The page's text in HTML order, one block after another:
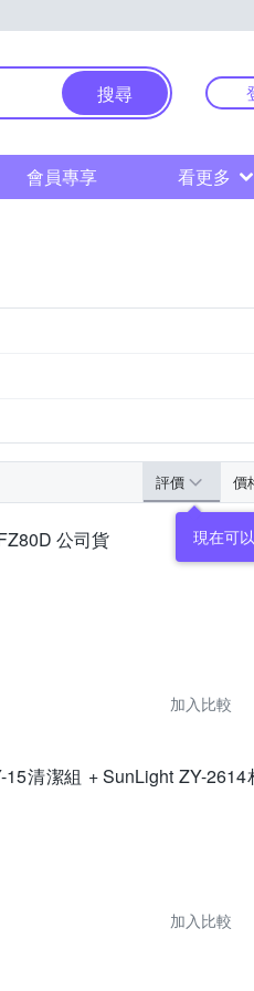
搜尋
會員專享 看更多
評價 價
現在可
公司貨
加入比較
清潔組 + SunLight ZY-
加入比較